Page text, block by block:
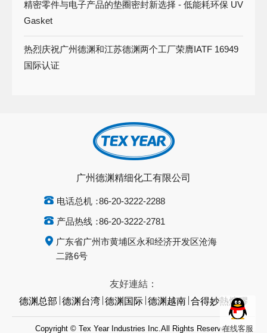
精密零件与电子产品的垫圈密封新选择 - 低能耗环保 UV
Gasket
热烈庆祝广州德渊和江苏德渊两个工厂荣膺IATF 16949
国际认证
广州德渊精细化工有限公司
电话总机：86-20-3222-2288
产品热线：86-20-3222-2781
广东省广州市黄埔区永和经济开发区沧海
二路6号
友好連結：
德渊总部 德渊台湾 德渊国际 德渊越南 合得妙熱熔膠
Copyright © Tex Year Industries Inc.All Rights Reserved.在线客服